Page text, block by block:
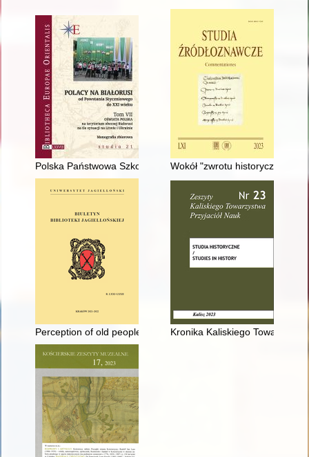
Polska Państwowa Szkoła imienia Marcina Kasprzaka w
Wokół "zwrotu historycznego”
Perception of old people in rural communities as based on
Kronika Kaliskiego